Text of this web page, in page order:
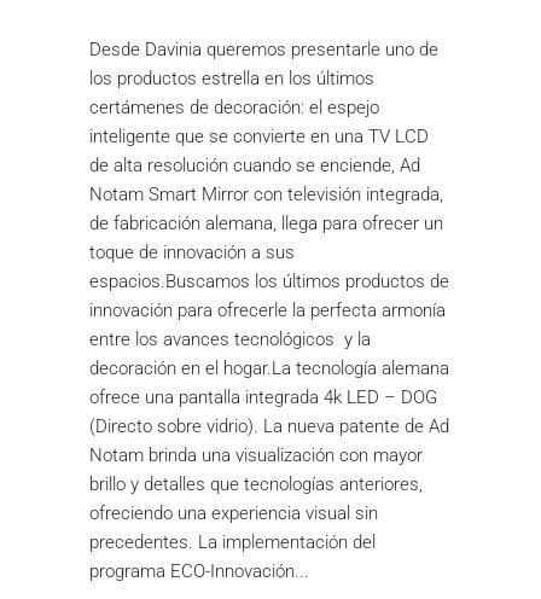
Desde Davinia queremos presentarle uno de
los productos estrella en los últimos
certámenes de decoración: el espejo
inteligente que se convierte en una TV LCD
de alta resolución cuando se enciende, Ad
Notam Smart Mirror con televisión integrada,
de fabricación alemana, llega para ofrecer un
toque de innovación a sus
espacios.Buscamos los últimos productos de
innovación para ofrecerle la perfecta armonía
entre los avances tecnológicos y la
decoración en el hogar.La tecnología alemana
ofrece una pantalla integrada 4k LED – DOG
(Directo sobre vidrio). La nueva patente de Ad
Notam brinda una visualización con mayor
brillo y detalles que tecnologías anteriores,
ofreciendo una experiencia visual sin
precedentes. La implementación del
programa ECO-Innovación